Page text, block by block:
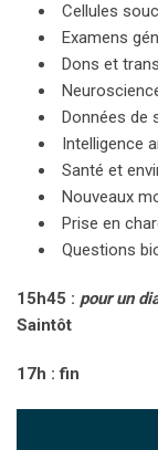
Cellules
Examens
Dons et
Données de
Intelligence
Santé et
Nouveaux
Prise en
Questions
15h45 : pour un
Saintôt
17h : fin